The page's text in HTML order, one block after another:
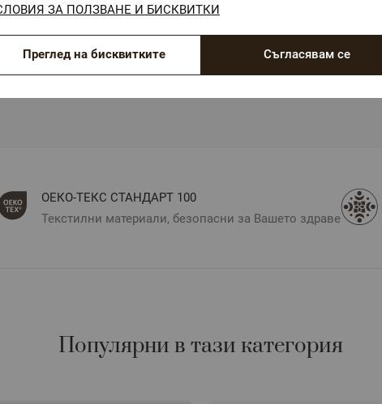
и е възможно разминаване в тоновете и
на използваното устройство.
ОЕКО-ТЕКС СТАНДАРТ 100
Текстилни материали, безопасни за Вашето здраве
Популярни в тази категория
ЗА ПОЛЗВАНЕ И БИСКВИТКИ
Съгласявам се
Преглед на бисквитките